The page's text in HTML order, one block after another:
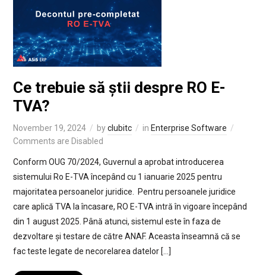
Ce trebuie să știi despre RO E-
TVA?
November 19, 2024 byclubitc in Enterprise Software
Comments are Disabled
Conform OUG 70/2024, Guvernul a aprobat introducerea
sistemului Ro E-TVA începând cu 1 ianuarie 2025 pentru
majoritatea persoanelor juridice. Pentru persoanele juridice
care aplică TVA la încasare, RO E-TVA intră în vigoare începând
din 1 august 2025. Până atunci, sistemul este în faza de
dezvoltare și testare de către ANAF. Aceasta înseamnă că se
fac teste legate de necorelarea datelor […]